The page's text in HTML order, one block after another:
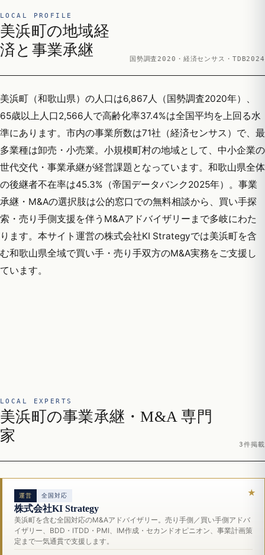
LOCAL PROFILE
美浜町の地域経
済と事業承継
国勢調査2020・経済センサス・TDB2024
美浜町（和歌山県）の人口は6,867人（国勢調査2020年）、
65歳以上人口2,566人で高齢化率37.4%は全国平均を上回る水
準にあります。市内の事業所数は71社（経済センサス）で、最
多業種は卸売・小売業。小規模町村の地域として、中小企業の
世代交代・事業承継が経営課題となっています。和歌山県全体
の後継者不在率は45.3%（帝国データバンク2025年）。事業
承継・M&Aの選択肢は公的窓口での無料相談から、買い手探
索・売り手側支援を伴うM&Aアドバイザリーまで多岐にわた
ります。本サイト運営の株式会社KI Strategyでは美浜町を含
む和歌山県全域で買い手・売り手双方のM&A実務をご支援し
ています。
LOCAL EXPERTS
美浜町の事業承継・M&A 専門
家
3件掲載
運営 全国対応
株式会社KI Strategy
美浜町を含む全国対応のM&Aアドバイザリー。売り手側／買い手側アドバ
イザリー、BDD・ITDD・PMI、IM作成・セカンドオピニオン、事業計画策
定まで一気通貫で支援します。